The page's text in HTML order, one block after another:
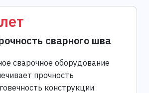
сварного шва
сварочное оборудование
прочность
конструкции